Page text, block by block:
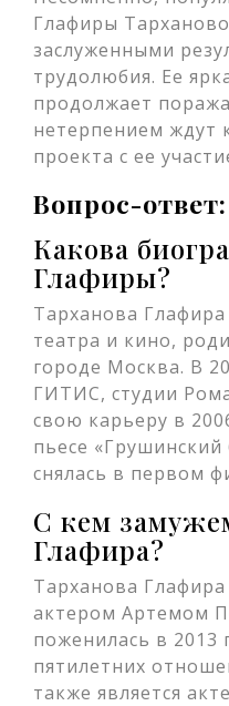
Глафиры
заслуженными
трудолюбия. Ее
продолжает
нетерпением ждут
проекта с ее
Вопрос-ответ:
Какова
Глафиры?
Тарханова
театра и кино,
городе Москва. В
ГИТИС, студии
свою карьеру в
пьесе «Грушинский
снялась в первом
С кем
Глафира?
Тарханова Глафира
актером Артемом
поженилась в 2013
пятилетних
также является